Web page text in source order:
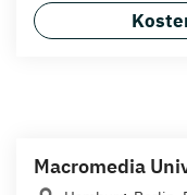
Macromedia